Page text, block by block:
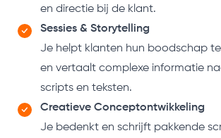
en directie bij de klant.
Sessies & Storytelling
Je helpt klanten hun boodschap
en vertaalt complexe informatie
scripts en teksten.
Creatieve Conceptontwikkeling
Je bedenkt en schrijft pakkende